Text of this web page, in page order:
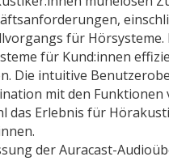
für
für Kund:innen
Die intuitive
mit den
das Erlebnis für
der Auracast-